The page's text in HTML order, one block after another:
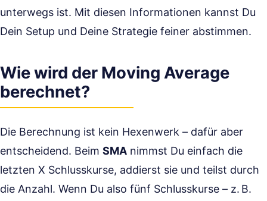
unterwegs ist. Mit diesen Informationen kannst Du
Dein Setup und Deine Strategie feiner abstimmen.
Wie wird der Moving Average
berechnet?
Die Berechnung ist kein Hexenwerk – dafür aber
entscheidend. Beim SMA nimmst Du einfach die
letzten X Schlusskurse, addierst sie und teilst durch
die Anzahl. Wenn Du also fünf Schlusskurse – z. B.